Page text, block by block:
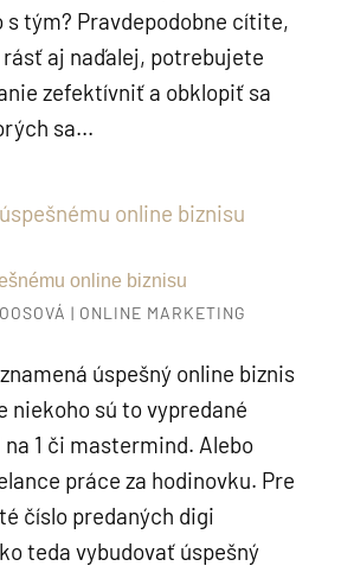
s tým? Pravdepodobne cítite,
aj naďalej, potrebujete
zefektívniť a obklopiť sa
sa...
online biznisu
| ONLINE MARKETING
úspešný online biznis
niekoho sú to vypredané
na 1 či mastermind. Alebo
práce za hodinovku. Pre
číslo predaných digi
teda vybudovať úspešný